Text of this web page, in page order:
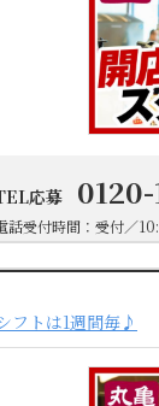
応募
話受付時間：受付／
フトは1週間毎♪